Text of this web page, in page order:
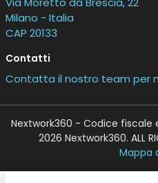
Milano - Italia
CAP 20133
Contatti
Contatta il nostro team per
Nextwork360 - Codice fiscale
2026 Nextwork360. ALL
Mappa